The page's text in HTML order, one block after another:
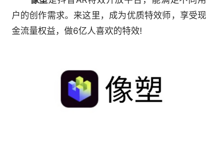
户的创作需求。来这里，成为优质特效师，享受现
金流量权益，做6亿人喜欢的特效!